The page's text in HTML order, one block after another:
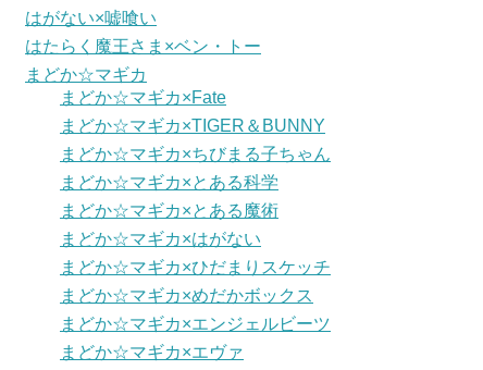
はがない×嘘喰い
はたらく魔王さま×ベン・トー
まどか☆マギカ
まどか☆マギカ×Fate
まどか☆マギカ×TIGER＆BUNNY
まどか☆マギカ×ちびまる子ちゃん
まどか☆マギカ×とある科学
まどか☆マギカ×とある魔術
まどか☆マギカ×はがない
まどか☆マギカ×ひだまりスケッチ
まどか☆マギカ×めだかボックス
まどか☆マギカ×エンジェルビーツ
まどか☆マギカ×エヴァ